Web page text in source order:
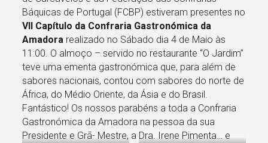
Báquicas de Portugal (FCBP) estiveram presentes no
VII Capítulo da Confraria Gastronómica da
Amadora realizado no Sábado dia 4 de Maio às
11:00. O almoço – servido no restaurante “O Jardim”
teve uma ementa gastronómica que, para além de
sabores nacionais, contou com sabores do norte de
África, do Médio Oriente, da Ásia e do Brasil.
Fantástico! Os nossos parabéns a toda a Confraria
Gastronómica da Amadora na pessoa da sua
Presidente e Grã- Mestre, a Dra. Irene Pimenta… e